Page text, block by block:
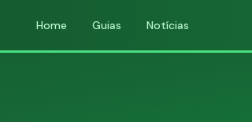
Home Guias Notícias